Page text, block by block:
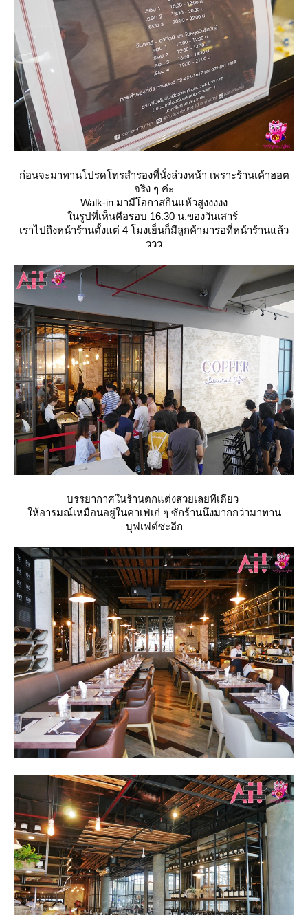
ก่อนจะมาทานโปรดโทรสำรองที่นั่งล่วงหน้า เพราะร้านเค้าฮอต
จริง ๆ ค่ะ
Walk-in มามีโอกาสกินแห้วสูงงงงง
นรูปที่เห็นคือรอบ 16.30 น.ของวันเสาร์
เราไปถึงหน้าร้านตั้งแต่ 4 โมงเย็นก็มีลูกค้ามารอที่หน้าร้านแล้ว
ววว
บรรยากาศในร้านตกแต่งสวยเลยทีเดียว
ห้อารมณ์เหมือนอยู่ในคาเฟ่เก๋ ๆ ซักร้านนึงมากกว่ามาทาน
บุฟเฟต์ซะอีก